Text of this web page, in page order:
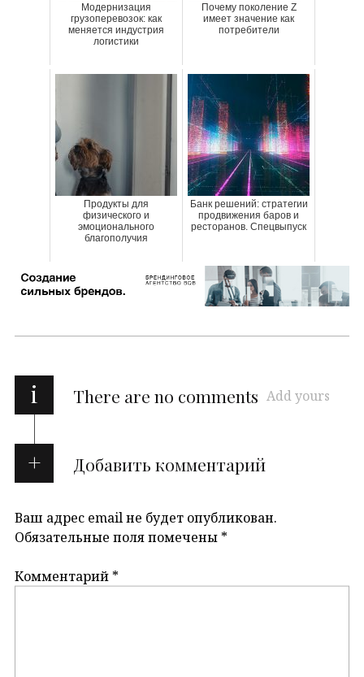
Модернизация
грузоперевозок: как
меняется индустрия
логистики
Почему поколение Z
имеет значение как
потребители
Продукты для
физического и
эмоционального
благополучия
Банк решений: стратегии
продвижения баров и
ресторанов. Спецвыпуск
i There are no comments Add yours
Добавить комментарий
Ваш адрес email не будет опубликован.
Обязательные поля помечены *
Комментарий *